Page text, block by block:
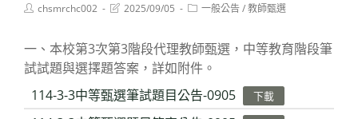
Postchsmrchc002
Post2025/09/05
Post一般公告/教師甄選
一、本校第3次第3階段代理教師甄選，中等教育階段筆
試試題與選擇題答案，詳如附件。
114-3-3中等甄選筆試題目公告-0905
下載